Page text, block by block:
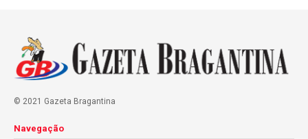
© 2021 Gazeta Bragantina
Navegação